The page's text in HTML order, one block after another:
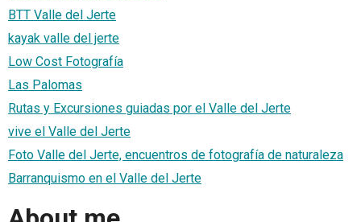
BTT Valle del Jerte
kayak valle del jerte
Low Cost Fotografía
Las Palomas
Rutas y Excursiones guiadas por el Valle del Jerte
vive el Valle del Jerte
Foto Valle del Jerte, encuentros de fotografía de naturaleza
Barranquismo en el Valle del Jerte